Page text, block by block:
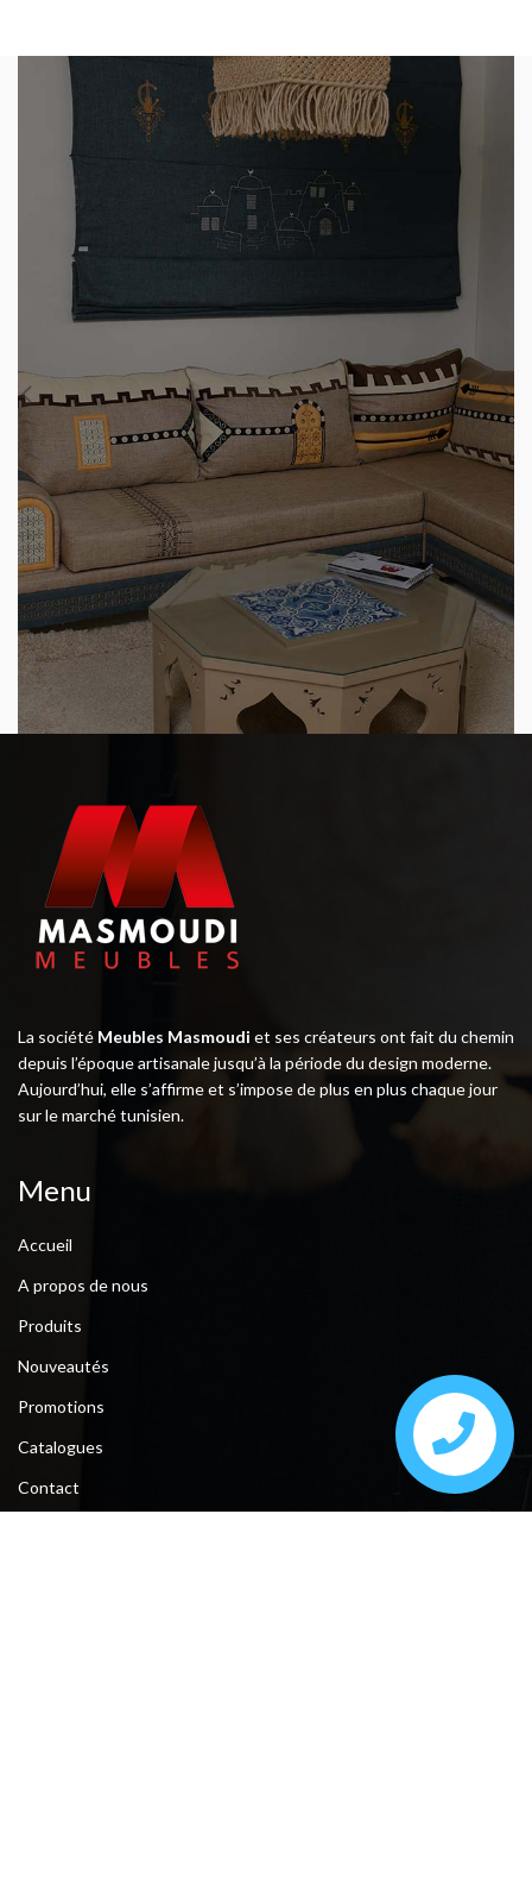
La société Meubles Masmoudi et ses créateurs ont fait du chemin
depuis l’époque artisanale jusqu’à la période du design moderne.
Aujourd’hui, elle s’affirme et s’impose de plus en plus chaque jour
sur le marché tunisien.
Menu
Accueil
A propos de nous
Produits
Nouveautés
Promotions
Catalogues
Contact